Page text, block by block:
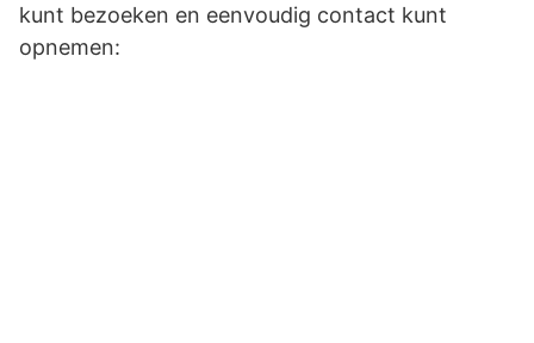
kunt bezoeken en eenvoudig contact kunt
opnemen: